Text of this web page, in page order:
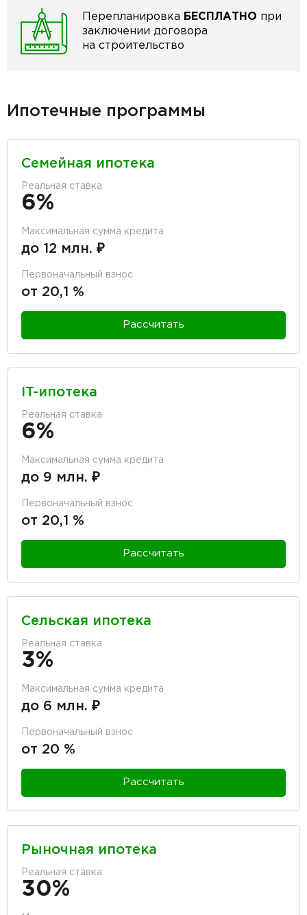
Перепланировка БЕСПЛАТНО при
заключении договора
на строительство
Ипотечные программы
Семейная ипотека
Реальная ставка
6%
Максимальная сумма кредита
до 12 млн. ₽
Первоначальный взнос
от 20,1 %
Рассчитать
IT-ипотека
Реальная ставка
6%
Максимальная сумма кредита
до 9 млн. ₽
Первоначальный взнос
от 20,1 %
Рассчитать
Сельская ипотека
Реальная ставка
3%
Максимальная сумма кредита
до 6 млн. ₽
Первоначальный взнос
от 20 %
Рассчитать
Рыночная ипотека
Реальная ставка
30%